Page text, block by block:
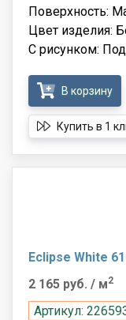
Поверхность:
Цвет изделия:
С рисунком:
В корзину
Купить в 1
Eclipse White
2 165 руб. / м2
Артикул: